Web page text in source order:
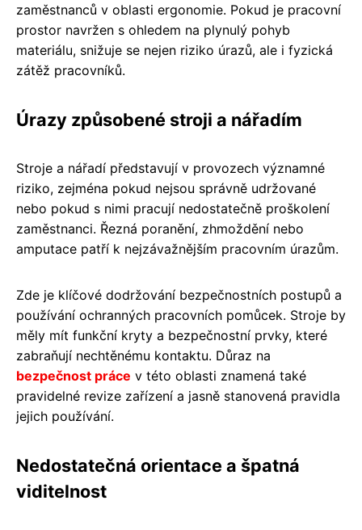
zaměstnanců v oblasti ergonomie. Pokud je pracovní
prostor navržen s ohledem na plynulý pohyb
materiálu, snižuje se nejen riziko úrazů, ale i fyzická
zátěž pracovníků.
Úrazy způsobené stroji a nářadím
Stroje a nářadí představují v provozech významné
riziko, zejména pokud nejsou správně udržované
nebo pokud s nimi pracují nedostatečně proškolení
zaměstnanci. Řezná poranění, zhmoždění nebo
amputace patří k nejzávažnějším pracovním úrazům.
Zde je klíčové dodržování bezpečnostních postupů a
používání ochranných pracovních pomůcek. Stroje by
měly mít funkční kryty a bezpečnostní prvky, které
zabraňují nechtěnému kontaktu. Důraz na
bezpečnost práce v této oblasti znamená také
pravidelné revize zařízení a jasně stanovená pravidla
jejich používání.
Nedostatečná orientace a špatná
viditelnost